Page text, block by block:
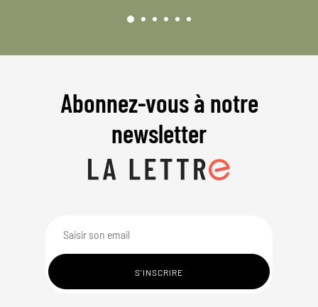
Abonnez-vous à notre
newsletter